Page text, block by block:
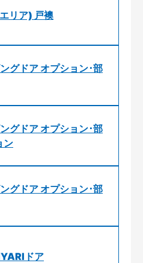
リア) 戸襖
グドア オプション･部
グドア オプション･部
ン
グドア オプション･部
ドア